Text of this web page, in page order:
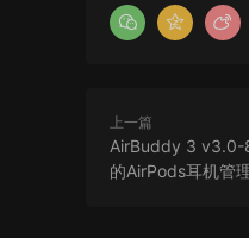
上一篇
AirBuddy 3 v3.0-
的AirPods耳机管